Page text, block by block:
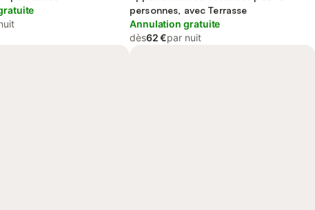
personnes, avec Terrasse
Annulation gratuite
dès62 €par nuit